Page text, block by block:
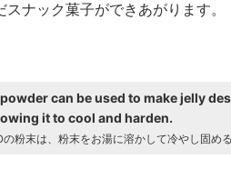
ナック菓子ができあがります。
can be used to make jelly
it to cool and harden.
粉末は、粉末をお湯に溶かして冷やし固め